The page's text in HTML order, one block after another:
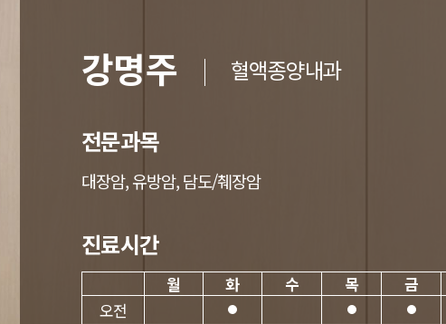
강명주 혈액종양내과
전문과목
대장암, 유방암, 담도/췌장암
진료시간
월 화 수 목 금
오전